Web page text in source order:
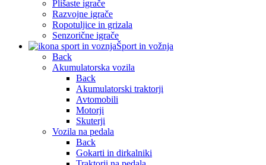
Plišaste igrače
Razvojne igrače
Ropotuljice in grizala
Senzorične igrače
Šport in vožnja
Back
Akumulatorska vozila
Back
Akumulatorski traktorji
Avtomobili
Motorji
Skuterji
Vozila na pedala
Back
Gokarti in dirkalniki